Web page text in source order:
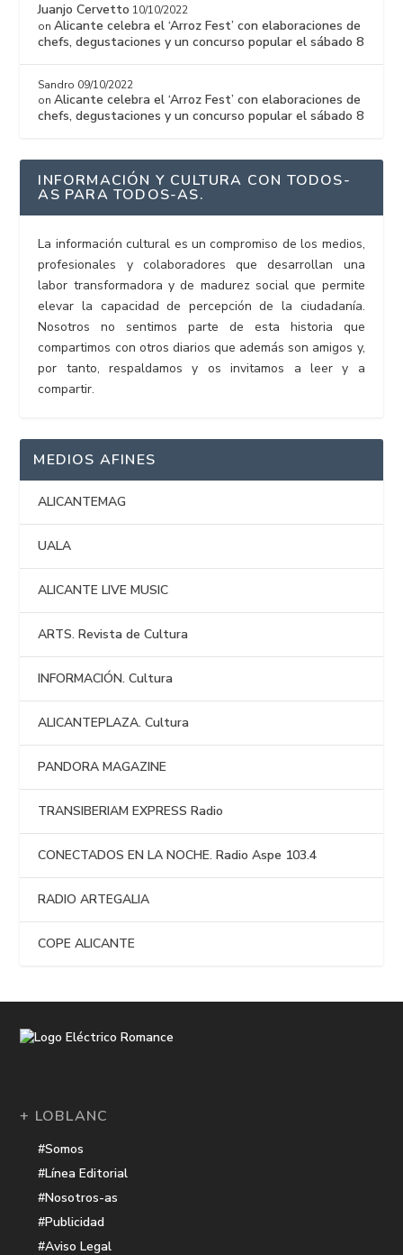
Juanjo Cervetto 10/10/2022
onAlicante celebra el ‘Arroz Fest’ con elaboraciones de
chefs, degustaciones y un concurso popular el sábado 8
Sandro 09/10/2022
onAlicante celebra el ‘Arroz Fest’ con elaboraciones de
chefs, degustaciones y un concurso popular el sábado 8
INFORMACIÓN Y CULTURA CON TODOS-
AS PARA TODOS-AS.
La información cultural es un compromiso de los medios,
profesionales y colaboradores que desarrollan una
labor transformadora y de madurez social que permite
elevar la capacidad de percepción de la ciudadanía.
Nosotros no sentimos parte de esta historia que
compartimos con otros diarios que además son amigos y,
por tanto, respaldamos y os invitamos a leer y a
compartir.
MEDIOS AFINES
ALICANTEMAG
UALA
ALICANTE LIVE MUSIC
ARTS. Revista de Cultura
INFORMACIÓN. Cultura
ALICANTEPLAZA. Cultura
PANDORA MAGAZINE
TRANSIBERIAM EXPRESS Radio
CONECTADOS EN LA NOCHE. Radio Aspe 103.4
RADIO ARTEGALIA
COPE ALICANTE
+ LOBLANC
#Somos
#Línea Editorial
#Nosotros-as
#Publicidad
#Aviso Legal